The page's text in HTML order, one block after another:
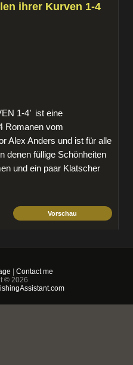
ihrer Kurven 1-4
1-4’ ist eine
Romanen vom
Alex Anders und ist für alle
denen füllige Schönheiten
und ein paar Klatscher
Vorschau
iPhone/Android/Kindle)
Buy Now
Contact me
© 2026